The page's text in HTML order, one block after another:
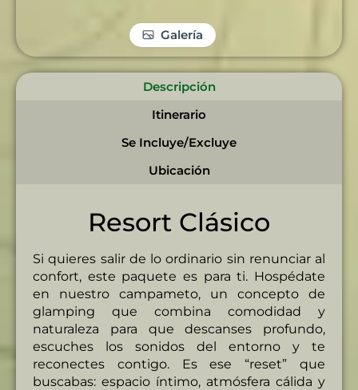
Galería
Descripción
Itinerario
Se Incluye/Excluye
Ubicación
Resort Clásico
Si quieres salir de lo ordinario sin renunciar al
confort, este paquete es para ti. Hospédate
en nuestro campameto, un concepto de
glamping que combina comodidad y
naturaleza para que descanses profundo,
escuches los sonidos del entorno y te
reconectes contigo. Es ese “reset” que
buscabas: espacio íntimo, atmósfera cálida y